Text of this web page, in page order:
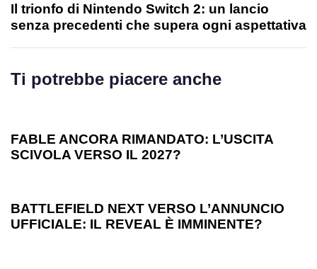
Il trionfo di Nintendo Switch 2: un lancio
senza precedenti che supera ogni aspettativa
Ti potrebbe piacere anche
FABLE ANCORA RIMANDATO: L’USCITA
SCIVOLA VERSO IL 2027?
BATTLEFIELD NEXT VERSO L’ANNUNCIO
UFFICIALE: IL REVEAL È IMMINENTE?